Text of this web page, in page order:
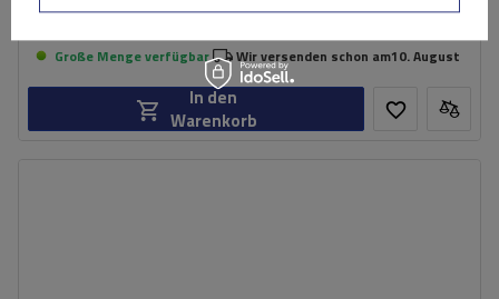
174,89 €inkl. MwSt
Große Menge verfügbar Wir versenden schon am10. August
In den
Warenkorb